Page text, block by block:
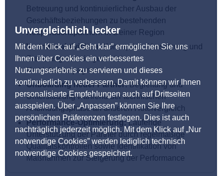
Unvergleichlich lecker
Mit dem Klick auf „Geht klar” ermöglichen Sie uns
Ihnen über Cookies ein verbessertes
Nutzungserlebnis zu servieren und dieses
kontinuierlich zu verbessern. Damit können wir Ihnen
personalisierte Empfehlungen auch auf Drittseiten
ausspielen. Über „Anpassen” können Sie Ihre
persönlichen Präferenzen festlegen. Dies ist auch
nachträglich jederzeit möglich. Mit dem Klick auf „Nur
notwendige Cookies” werden lediglich technisch
notwendige Cookies gespeichert.
Betreuung und kontinuierlicher Ausbau der
Geschäftsbeziehungen zu bestehenden
Kooperationspartnern in Deiner Region
Vertriebsaktivitäten:Konzeption, Umsetzung und
Steuerung von zielgerichteten
Vertriebskampagnen
Onboarding neuer Partner:Begleitung und
Unterstützung während der technischen
Anbindungsphase an unseren Hotelvergleich
Performance-Optimierung:Laufende
Unterstützung der Partner durch regelmäßige
Qualitätskontrollen sowie Identifikation von
Maßnahmen zur Steigerung der Performance